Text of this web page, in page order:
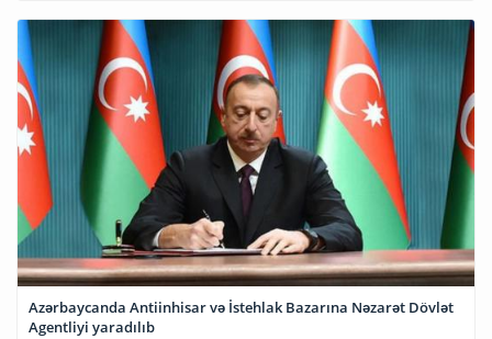
Azərbaycanda Antiinhisar və İstehlak Bazarına Nəzarət Dövlət
Agentliyi yaradılıb